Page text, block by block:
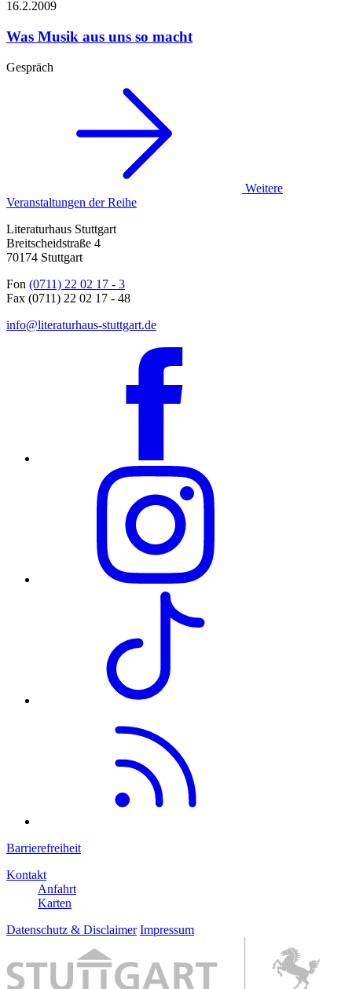
16.2.2009
Was Musik aus uns so macht
Gespräch
Weitere
Veranstaltungen der Reihe
Literaturhaus Stuttgart
Breitscheidstraße 4
70174 Stuttgart
Fon (0711) 22 02 17 - 3
Fax (0711) 22 02 17 - 48
info@literaturhaus-stuttgart.de
Barrierefreiheit
Kontakt
Anfahrt
Karten
Datenschutz & Disclaimer Impressum